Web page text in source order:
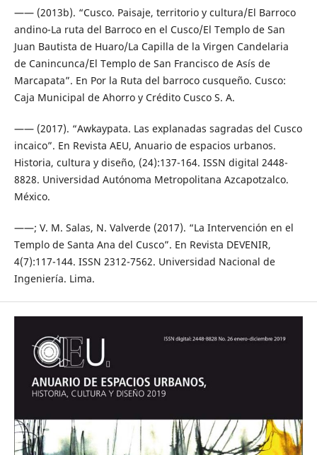
—— (2013b). “Cusco. Paisaje, territorio y cultura/El Barroco
andino-La ruta del Barroco en el Cusco/El Templo de San
Juan Bautista de Huaro/La Capilla de la Virgen Candelaria
de Canincunca/El Templo de San Francisco de Asís de
Marcapata”. En Por la Ruta del barroco cusqueño. Cusco:
Caja Municipal de Ahorro y Crédito Cusco S. A.
—— (2017). “Awkaypata. Las explanadas sagradas del Cusco
incaico”. En Revista AEU, Anuario de espacios urbanos.
Historia, cultura y diseño, (24):137-164. ISSN digital 2448-
8828. Universidad Autónoma Metropolitana Azcapotzalco.
México.
——; V. M. Salas, N. Valverde (2017). “La Intervención en el
Templo de Santa Ana del Cusco”. En Revista DEVENIR,
4(7):117-144. ISSN 2312-7562. Universidad Nacional de
Ingeniería. Lima.